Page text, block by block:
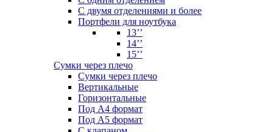
С двумя отделениями и более
Портфели для ноутбука
13’’
14’’
15’’
Сумки через плечо
Сумки через плечо
Вертикальные
Горизонтальные
Под А4 формат
Под А5 формат